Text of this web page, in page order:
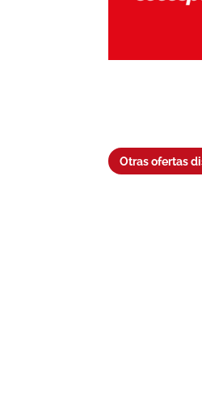
Otras ofertas